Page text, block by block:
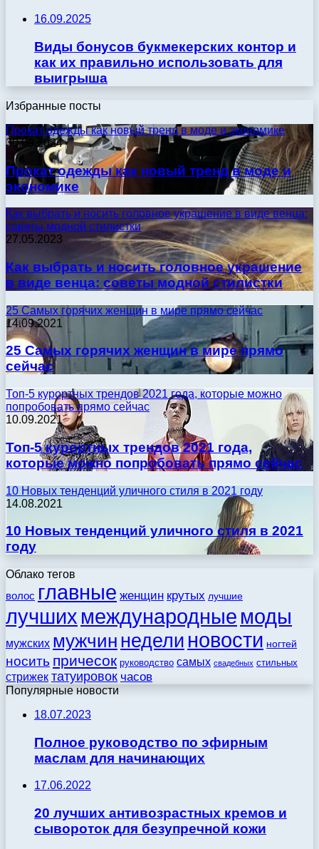
16.09.2025
Виды бонусов букмекерских контор и
как их правильно использовать для
выигрыша
Избранные посты
Прокат одежды как новый тренд в моде и экономике
30.09.2024
Прокат одежды как новый тренд в моде и
экономике
Как выбрать и носить головное украшение в виде венца:
советы модной стилистки
27.05.2023
Как выбрать и носить головное украшение
в виде венца: советы модной стилистки
25 Самых горячих женщин в мире прямо сейчас
14.09.2021
25 Самых горячих женщин в мире прямо
сейчас
Топ-5 курортных трендов 2021 года, которые можно
попробовать прямо сейчас
10.09.2021
Топ-5 курортных трендов 2021 года,
которые можно попробовать прямо сейчас
10 Новых тенденций уличного стиля в 2021 году
14.08.2021
10 Новых тенденций уличного стиля в 2021
году
Облако тегов
волос главные женщин крутых лучшие
лучших международные моды
мужских мужчин недели новости ногтей
носить причесок руководство самых свадебных стильных
стрижек татуировок часов
Популярные новости
18.07.2023
Полное руководство по эфирным
маслам для начинающих
17.06.2022
20 лучших антивозрастных кремов и
сывороток для безупречной кожи